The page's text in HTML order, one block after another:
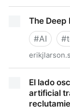
vibe-coded AI
The Deep
#AI #
El lado
artificial